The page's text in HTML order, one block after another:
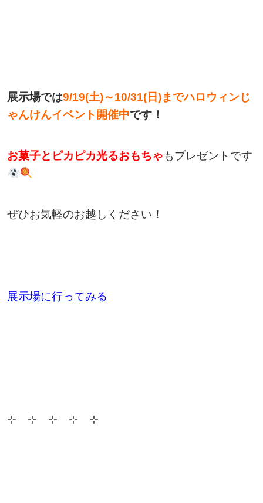
展示場では9/19(土)～10/31(日)までハロウィンじ
ゃんけんイベント開催中です！
お菓子とピカピカ光るおもちゃもプレゼントです
ぜひお気軽のお越しください！
展示場に行ってみる
⊹ ⊹ ⊹ ⊹ ⊹